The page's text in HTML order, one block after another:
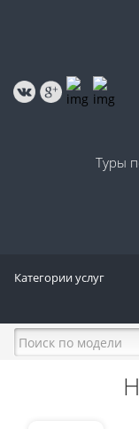
Туры
Категории услуг